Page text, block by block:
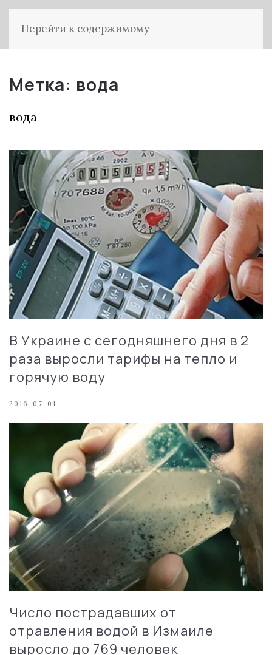
Перейти к содержимому
Метка: вода
вода
В Украине с сегодняшнего дня в 2
раза выросли тарифы на тепло и
горячую воду
2016-07-01
Число пострадавших от
отравления водой в Измаиле
выросло до 769 человек